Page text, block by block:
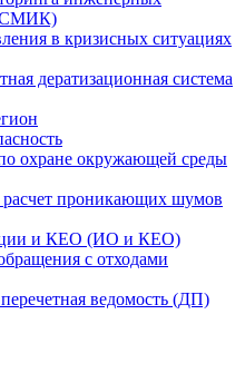
(СМИК)
в кризисных ситуациях
дератизационная система
охране окружающей среды
расчет проникающих шумов
и КЕО (ИО и КЕО)
с отходами
ведомость (ДП)